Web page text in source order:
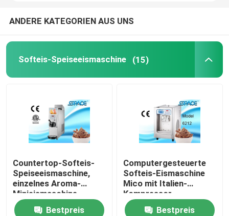
ANDERE KATEGORIEN AUS UNS
Softeis-Speiseeismaschine (15)
Countertop-Softeis-
Speiseeismaschine,
einzelnes Aroma-
Minieismaschine-
Maschine
Bestpreis
Computergesteuerte
Softeis-Eismaschine
Mico mit Italien-
Kompressor
Bestpreis